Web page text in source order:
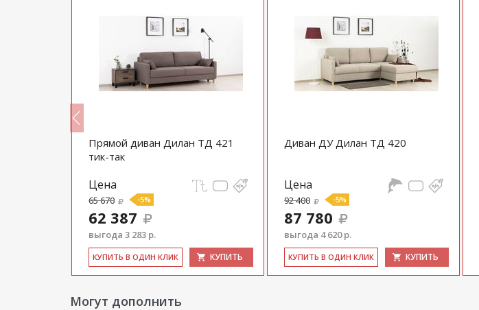
Прямой диван Дилан ТД 421
тик-так
Цена
65 670 -5%
62 387
выгода 3 283 р.
КУ­ПИТЬ В ОДИН КЛИК КУПИТЬ
Диван ДУ Дилан ТД 420
Цена
92 400 -5%
87 780
выгода 4 620 р.
КУ­ПИТЬ В ОДИН КЛИК КУПИТЬ
Могут дополнить